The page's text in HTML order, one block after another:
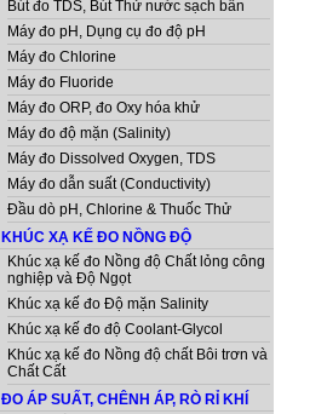
Bút đo TDS, Bút Thử nước sạch bẩn
Máy đo pH, Dụng cụ đo độ pH
Máy đo Chlorine
Máy đo Fluoride
Máy đo ORP, đo Oxy hóa khử
Máy đo độ mặn (Salinity)
Máy đo Dissolved Oxygen, TDS
Máy đo dẫn suất (Conductivity)
Đầu dò pH, Chlorine & Thuốc Thử
KHÚC XẠ KẾ ĐO NỒNG ĐỘ
Khúc xạ kế đo Nồng độ Chất lỏng công
nghiệp và Độ Ngọt
Khúc xạ kế đo Độ mặn Salinity
Khúc xạ kế đo độ Coolant-Glycol
Khúc xạ kế đo Nồng độ chất Bôi trơn và
Chất Cất
ĐO ÁP SUẤT, CHÊNH ÁP, RÒ RỈ KHÍ